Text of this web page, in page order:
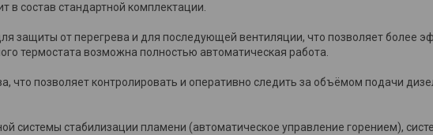
в состав стандартной комплектации.
защиты от перегрева и для последующей вентиляции, что позволяет более
термостата возможна полностью автоматическая работа.
что позволяет контролировать и оперативно следить за объёмом подачи
системы стабилизации пламени (автоматическое управление горением),